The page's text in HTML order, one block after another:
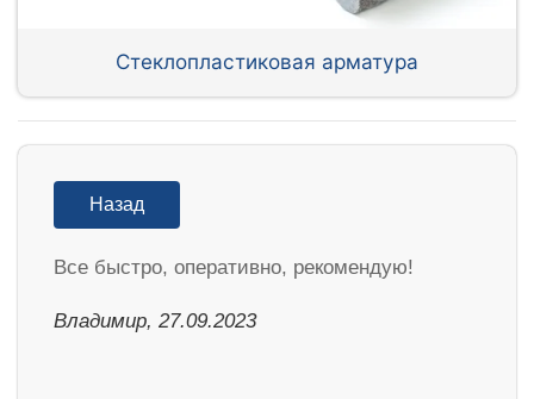
Стеклопластиковая арматура
Назад
Все быстро, оперативно, рекомендую!
Владимир, 27.09.2023